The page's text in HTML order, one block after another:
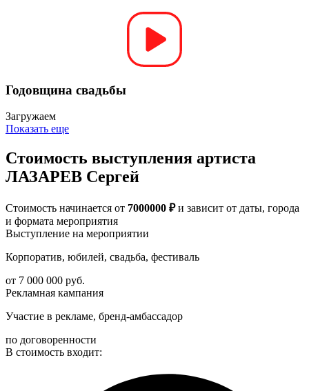
Годовщина свадьбы
Загружаем
Показать еще
Стоимость выступления артиста
ЛАЗАРЕВ Сергей
Стоимость начинается от 7000000 ₽и зависит от даты, города
и формата мероприятия
Выступление на мероприятии
Корпоратив, юбилей, свадьба, фестиваль
от 7 000 000 руб.
Рекламная кампания
Участие в рекламе, бренд-амбассадор
по договоренности
В стоимость входит: